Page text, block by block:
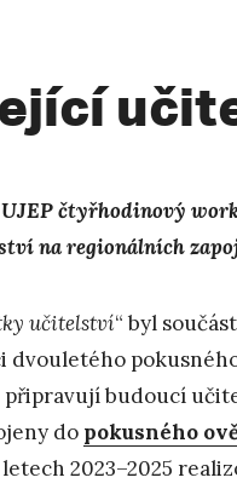
čtyřhodinový
na regionálních
učitelství“ byl
připravují budoucí
do pokusného
2023–2025